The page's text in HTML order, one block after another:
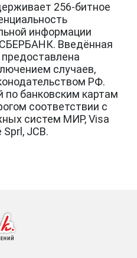
256-битное
информации
Введённая
случаев,
РФ.
банковским картам
соответствии с
систем МИР, Visa
JCB.